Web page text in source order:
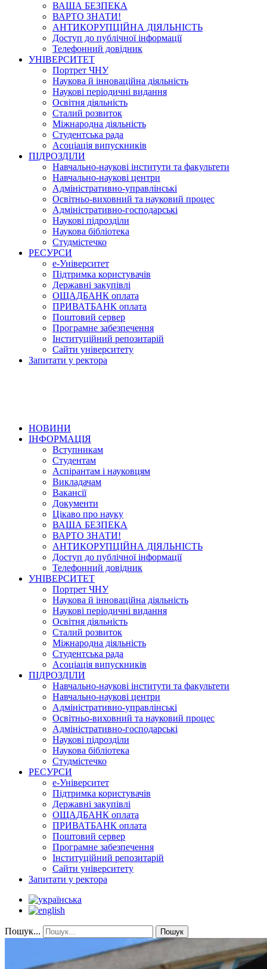
ВАША БЕЗПЕКА
ВАРТО ЗНАТИ!
АНТИКОРУПЦІЙНА ДІЯЛЬНІСТЬ
Доступ до публічної інформації
Телефонний довідник
УНІВЕРСИТЕТ
Портрет ЧНУ
Наукова й інноваційна діяльність
Наукові періодичні видання
Освітня діяльність
Сталий розвиток
Міжнародна діяльність
Студентська рада
Асоціація випускників
ПІДРОЗДІЛИ
Навчально-наукові інститути та факультети
Навчально-наукові центри
Адміністративно-управлінські
Освітньо-виховний та науковий процес
Адміністративно-господарські
Наукові підрозділи
Наукова бібліотека
Студмістечко
РЕСУРСИ
е-Університет
Підтримка користувачів
Державні закупівлі
ОЩАДБАНК оплата
ПРИВАТБАНК оплата
Поштовий сервер
Програмне забезпечення
Інституційний репозитарій
Сайти університету
Запитати у ректора
НОВИНИ
ІНФОРМАЦІЯ
Вступникам
Студентам
Аспірантам і науковцям
Викладачам
Вакансії
Документи
Цікаво про науку
ВАША БЕЗПЕКА
ВАРТО ЗНАТИ!
АНТИКОРУПЦІЙНА ДІЯЛЬНІСТЬ
Доступ до публічної інформації
Телефонний довідник
УНІВЕРСИТЕТ
Портрет ЧНУ
Наукова й інноваційна діяльність
Наукові періодичні видання
Освітня діяльність
Сталий розвиток
Міжнародна діяльність
Студентська рада
Асоціація випускників
ПІДРОЗДІЛИ
Навчально-наукові інститути та факультети
Навчально-наукові центри
Адміністративно-управлінські
Освітньо-виховний та науковий процес
Адміністративно-господарські
Наукові підрозділи
Наукова бібліотека
Студмістечко
РЕСУРСИ
е-Університет
Підтримка користувачів
Державні закупівлі
ОЩАДБАНК оплата
ПРИВАТБАНК оплата
Поштовий сервер
Програмне забезпечення
Інституційний репозитарій
Сайти університету
Запитати у ректора
Пошук... Пошук